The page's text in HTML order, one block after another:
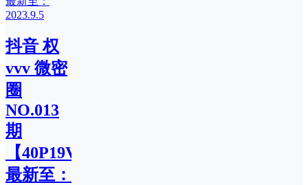
抖音 权
vvv 微密
圈
NO.013
期
【40P19V】
最新至：